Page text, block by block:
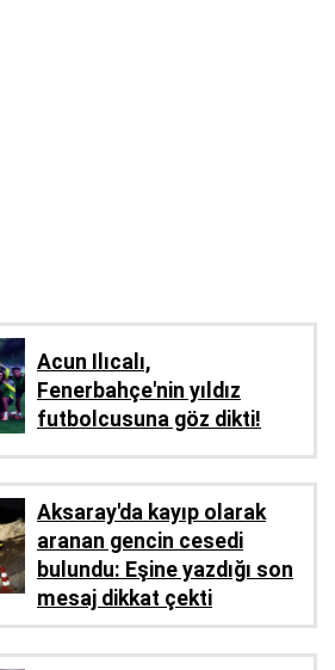
Acun Ilıcalı,
Fenerbahçe'nin yıldız
futbolcusuna göz dikti!
Aksaray'da kayıp olarak
aranan gencin cesedi
bulundu: Eşine yazdığı son
mesaj dikkat çekti